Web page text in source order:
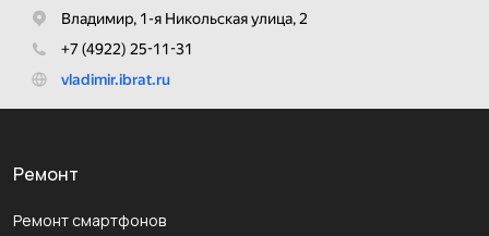
Ремонт
Ремонт смартфонов